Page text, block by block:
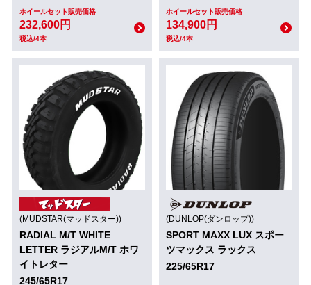
ホイールセット販売価格
232,600円
税込/4本
ホイールセット販売価格
134,900円
税込/4本
(MUDSTAR(マッドスター))
RADIAL M/T WHITE
LETTER ラジアルM/T ホワ
イトレター
245/65R17
(DUNLOP(ダンロップ))
SPORT MAXX LUX スポー
ツマックス ラックス
225/65R17